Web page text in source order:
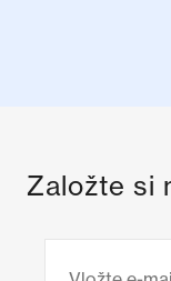
Založte si